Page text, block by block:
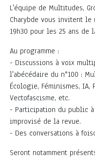
L'équipe de Multitudes,
Charybde vous invitent
19h30 pour les 25 ans de
Au programme :
- Discussions à voix
l'abécédaire du n°100 :
Écologie, Féminismes, IA,
Vectofascisme, etc.
- Participation du public
improvisé de la revue.
- Des conversations à
Seront notamment